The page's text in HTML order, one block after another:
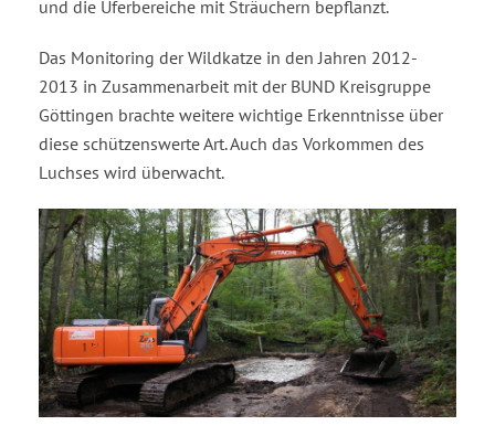
und die Uferbereiche mit Sträuchern bepflanzt.
Das Monitoring der Wildkatze in den Jahren 2012-
2013 in Zusammenarbeit mit der BUND Kreisgruppe
Göttingen brachte weitere wichtige Erkenntnisse über
diese schützenswerte Art. Auch das Vorkommen des
Luchses wird überwacht.